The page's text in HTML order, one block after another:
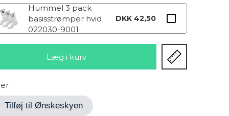
Hummel 3 pack
basisstrømper hvid
022030-9001
DKK 42,50
Tilføj til Ønskeskyen